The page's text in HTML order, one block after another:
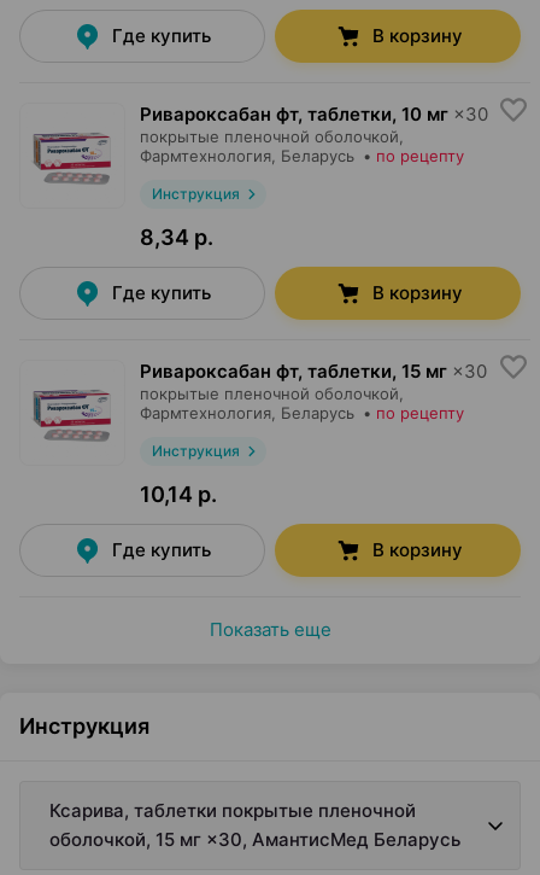
Где купить В корзину
Ривароксабан фт, таблетки, 10 мг ×30
покрытые пленочной оболочкой,
Фармтехнология , Беларусь • по рецепту
Инструкция
8,34 р.
Где купить В корзину
Ривароксабан фт, таблетки, 15 мг ×30
покрытые пленочной оболочкой,
Фармтехнология , Беларусь • по рецепту
Инструкция
10,14 р.
Где купить В корзину
Показать еще
Инструкция
Ксарива, таблетки покрытые пленочной
оболочкой, 15 мг ×30, АмантисМед Беларусь